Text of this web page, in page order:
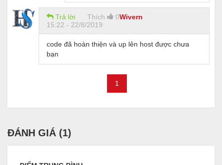
Wivern
Trả lời Thích
0
15:22 - 22/8/2019
code đã hoàn thiện và up lên host được chưa
bạn
1
ĐÁNH GIÁ (1)